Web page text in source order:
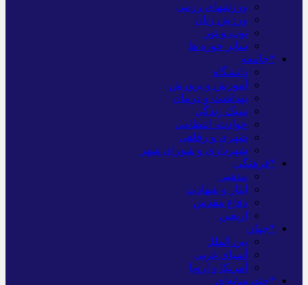
ورزشهای رزمی
ورزش زنان
توپ و تور
سایر حوزه ها
*جامعه
دانشگاه
آموزش و پرورش
بهداشت و درمان
سبک زندگی
حوادث، انتظامی
شهری و رفاهی
شهرداری و شورای شهر
*فرهنگی
مذهبی
ایثار و شهادت
دفاع مقدس
اربعین
*جهان
بین الملل
آسیای غربی
آمریکا و اروپا
*چندرسانه‌ای